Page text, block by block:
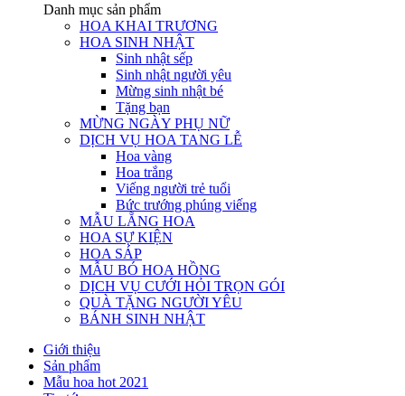
Danh mục sản phẩm
HOA KHAI TRƯƠNG
HOA SINH NHẬT
Sinh nhật sếp
Sinh nhật người yêu
Mừng sinh nhật bé
Tặng bạn
MỪNG NGÀY PHỤ NỮ
DỊCH VỤ HOA TANG LỄ
Hoa vàng
Hoa trắng
Viếng người trẻ tuổi
Bức trướng phúng viếng
MẪU LẴNG HOA
HOA SỰ KIỆN
HOA SÁP
MẪU BÓ HOA HỒNG
DỊCH VỤ CƯỚI HỎI TRỌN GÓI
QUÀ TẶNG NGƯỜI YÊU
BÁNH SINH NHẬT
Giới thiệu
Sản phẩm
Mẫu hoa hot 2021